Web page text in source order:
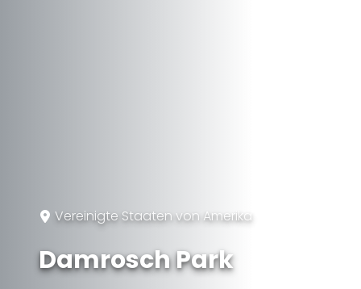
Vereinigte Staaten von Amerika
Damrosch Park